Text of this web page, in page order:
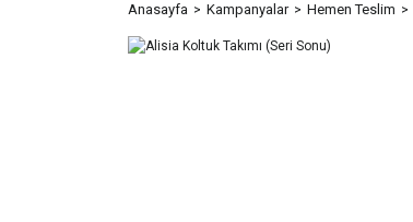
Anasayfa Kampanyalar Hemen Teslim